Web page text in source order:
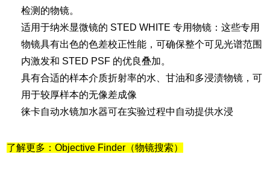
检测的物镜。
适用于纳米显微镜的 STED WHITE 专用物镜：这些专用
物镜具有出色的色差校正性能，可确保整个可见光谱范围
内激发和 STED PSF 的优良叠加。
具有合适的样本介质折射率的水、甘油和多浸渍物镜，可
用于较厚样本的无像差成像
徕卡自动水镜加水器可在实验过程中自动提供水浸
了解更多：Objective Finder（物镜搜索）